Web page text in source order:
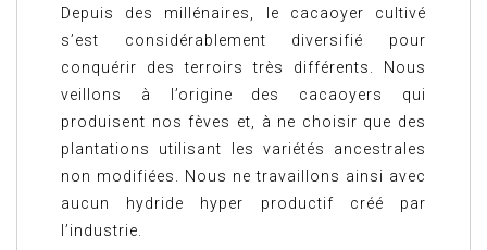
Depuis des millénaires, le cacaoyer cultivé
s’est considérablement diversifié pour
conquérir des terroirs très différents. Nous
veillons à l’origine des cacaoyers qui
produisent nos fèves et, à ne choisir que des
plantations utilisant les variétés ancestrales
non modifiées. Nous ne travaillons ainsi avec
aucun hydride hyper productif créé par
l’industrie.